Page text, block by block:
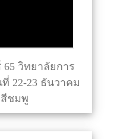
65 วิทยาลัยการ
22-23 ธันวาคม
สีชมพู